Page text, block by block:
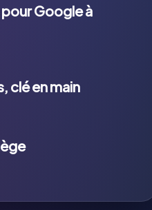
Google à
clé en main